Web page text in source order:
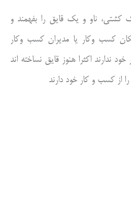
کشتی، ناو و یک قایق را بفهمند و
کسب وکار یا مدیران کسب وکار
ندارند اکثرا هنوز قایق نساخته اند
از کسب و کار خود دارند